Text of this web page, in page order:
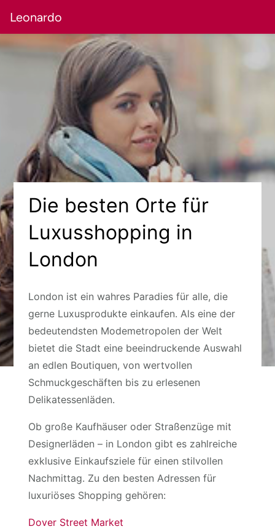
Leonardo
Die besten Orte für
Luxusshopping in
London
London ist ein wahres Paradies für alle, die
gerne Luxusprodukte einkaufen. Als eine der
bedeutendsten Modemetropolen der Welt
bietet die Stadt eine beeindruckende Auswahl
an edlen Boutiquen, von wertvollen
Schmuckgeschäften bis zu erlesenen
Delikatessenläden.
Ob große Kaufhäuser oder Straßenzüge mit
Designerläden – in London gibt es zahlreiche
exklusive Einkaufsziele für einen stilvollen
Nachmittag. Zu den besten Adressen für
luxuriöses Shopping gehören:
Dover Street Market